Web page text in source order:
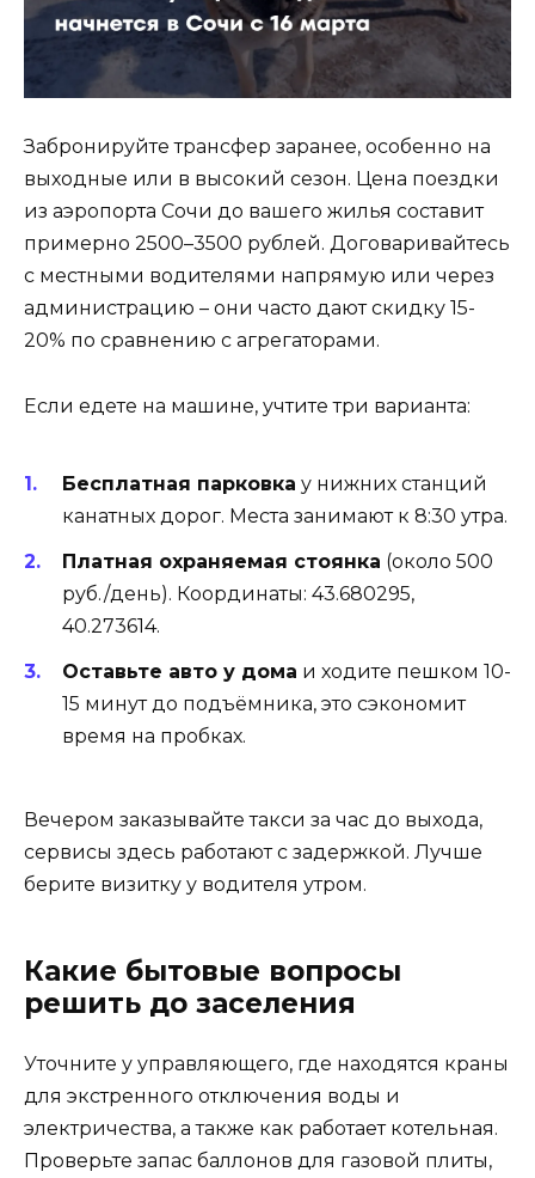
Забронируйте трансфер заранее, особенно на
выходные или в высокий сезон. Цена поездки
из аэропорта Сочи до вашего жилья составит
примерно 2500–3500 рублей. Договаривайтесь
с местными водителями напрямую или через
администрацию – они часто дают скидку 15-
20% по сравнению с агрегаторами.
Если едете на машине, учтите три варианта:
Бесплатная парковка у нижних станций
канатных дорог. Места занимают к 8:30 утра.
Платная охраняемая стоянка (около 500
руб./день). Координаты: 43.680295,
40.273614.
Оставьте авто у дома и ходите пешком 10-
15 минут до подъёмника, это сэкономит
время на пробках.
Вечером заказывайте такси за час до выхода,
сервисы здесь работают с задержкой. Лучше
берите визитку у водителя утром.
Какие бытовые вопросы
решить до заселения
Уточните у управляющего, где находятся краны
для экстренного отключения воды и
электричества, а также как работает котельная.
Проверьте запас баллонов для газовой плиты,